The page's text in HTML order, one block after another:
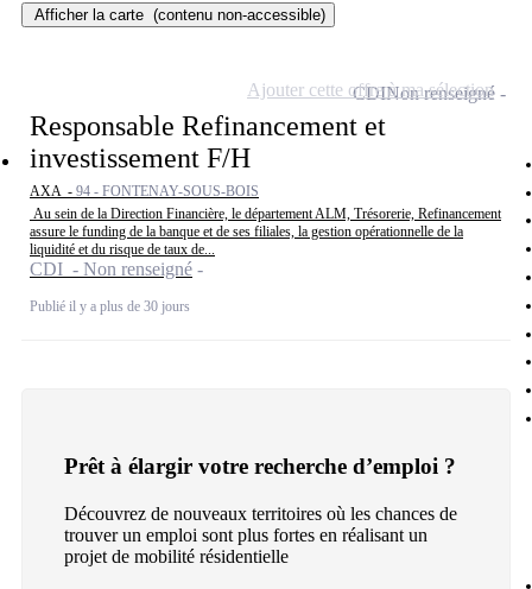
Afficher la carte (contenu non-accessible)
Responsable Refinancement et
investissement F/H
AXA - 94 - FONTENAY-SOUS-BOIS
Au sein de la Direction Financière, le département ALM, Trésorerie, Refinancement
assure le funding de la banque et de ses filiales, la gestion opérationnelle de la
liquidité et du risque de taux de...
CDI - Non renseigné
Publié il y a plus de 30 jours
CDINon renseigné
Ajouter cette offre à ma sélection
Prêt à élargir votre recherche d’emploi ?
Découvrez de nouveaux territoires où les chances de
trouver un emploi sont plus fortes en réalisant un
projet de mobilité résidentielle